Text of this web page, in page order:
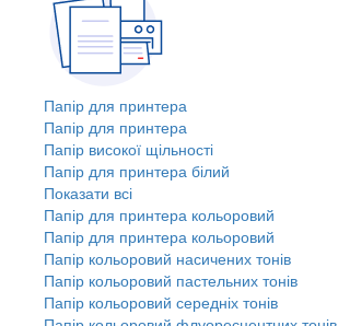
Папір для принтера
Папір для принтера
Папір високої щільності
Папір для принтера білий
Показати всі
Папір для принтера кольоровий
Папір для принтера кольоровий
Папір кольоровий насичених тонів
Папір кольоровий пастельних тонів
Папір кольоровий середніх тонів